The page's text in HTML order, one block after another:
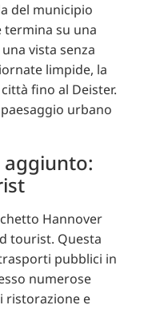
del municipio
termina su una
vista senza
limpide, la
fino al Deister.
urbano
Hannover
tourist. Questa
pubblici in
numerose
ristorazione e